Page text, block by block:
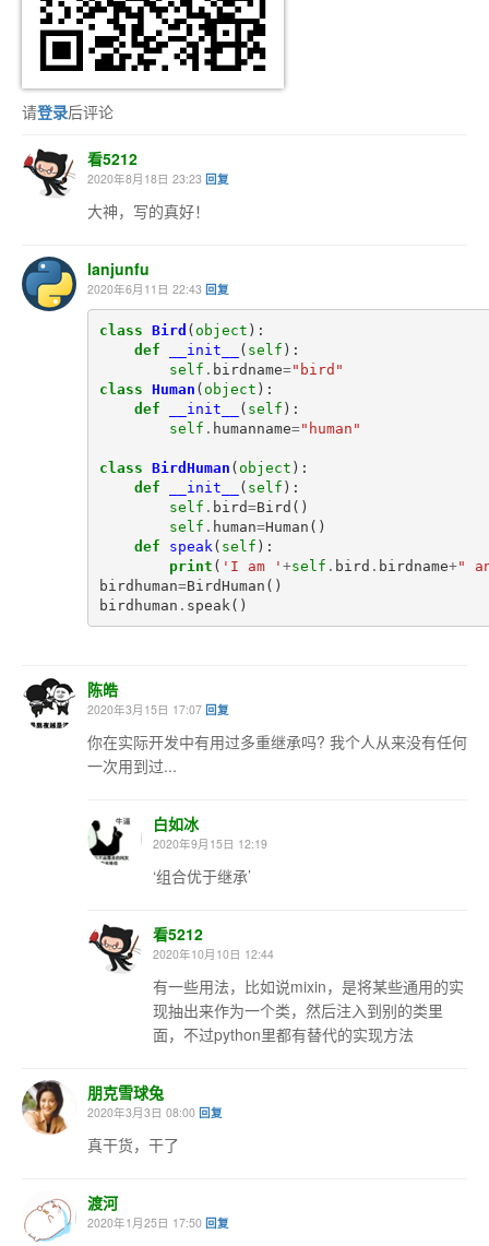
请登录后评论
看5212
2020年8月18日 23:23 回复
大神，写的真好！
lanjunfu
2020年6月11日 22:43 回复
class Bird ( object ):
def
__init__ ( self ):
self . birdname="bird"
class Human ( object ):
def
__init__ ( self ):
self . humanname="human"
class BirdHuman ( object ):
def
__init__ ( self ):
self . bird=Bird ()
self . human=Human ()
def
speak ( self ):
print ( 'I am ' +self . bird . birdname+"
birdhuman=BirdHuman ()
birdhuman . speak ()
陈皓
2020年3月15日 17:07 回复
你在实际开发中有用过多重继承吗? 我个人从来没有任何
一次用到过...
白如冰
2020年9月15日 12:19
‘组合优于继承’
看5212
2020年10月10日 12:44
有一些用法，比如说mixin，是将某些通用的实
现抽出来作为一个类，然后注入到别的类里
面，不过python里都有替代的实现方法
朋克雪球兔
2020年3月3日 08:00 回复
真干货，干了
渡河
2020年1月25日 17:50 回复